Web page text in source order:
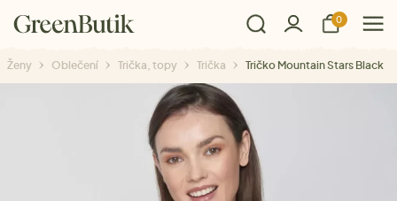
0
Ženy Oblečení Trička, topy Trička Tričko Mountain Stars Black